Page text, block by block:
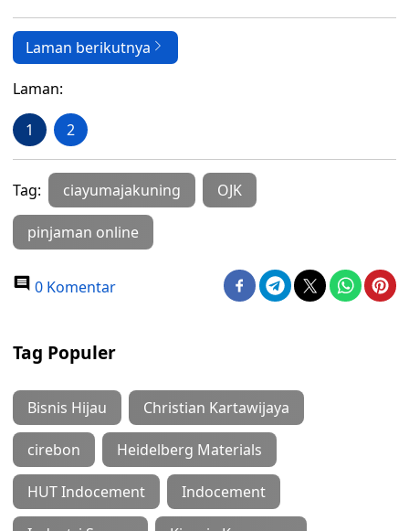
Laman berikutnya
Laman:
1 2
Tag: ciayumajakuning OJK
pinjaman online
0 Komentar
Tag Populer
Bisnis Hijau Christian Kartawijaya
cirebon Heidelberg Materials
HUT Indocement Indocement